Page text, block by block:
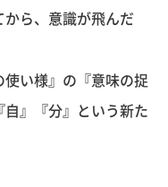
ら、意識が飛んだ
い様』の『意味の捉
』『分』という新た